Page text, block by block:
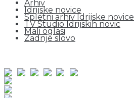
Arhiv
Idrijske novice
Spletni arhiv Idrijske novice
TV Studio Idrijskih novic
Mali oglasi
Zadnje slovo